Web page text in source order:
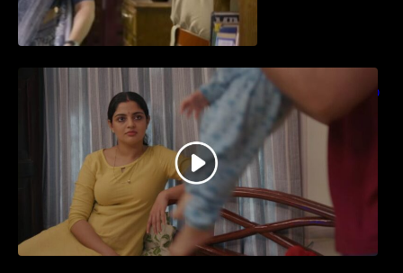
തിയേറ്ററിൽ വൻ വിജയമായി മുന്നേറിയ
ഗുരുവായൂർ അംബലനടയിൽ… വീഡിയോ
സോങ്ങ്..